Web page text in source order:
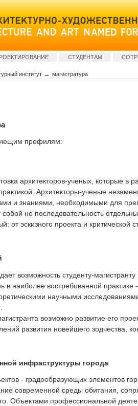
СТУДЕНТАМ
институт → магистратура
профилям:
архитекторов-ученых, которые в
Архитекторы-ученые
и знаниями, необходимыми для
собой не последовательность
от эскизного проекта и критической
возможность студенту-
в наиболее востребованной практике
научными
возможно развитие его
развития новейшего зодчества,
инфраструктуры города
- градообразующих элементов
современной среды обитания,
Объектами профессиональной